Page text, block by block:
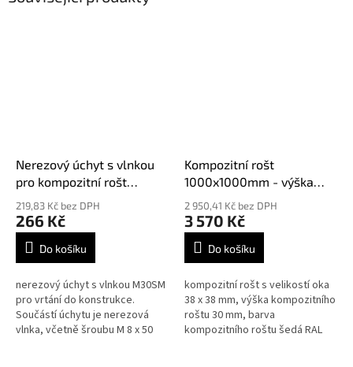
Nerezový úchyt s vlnkou
pro kompozitní rošt
219,83 Kč bez DPH
266 Kč
Do košíku
nerezový úchyt s vlnkou M30SM
pro vrtání do konstrukce.
Součástí úchytu je nerezová
vlnka, včetně šroubu M 8 x 50
Kompozitní rošt
1000x1000mm - výška
2 950,41 Kč bez DPH
3 570 Kč
Do košíku
kompozitní rošt s velikostí oka
38 x 38 mm, výška kompozitního
roštu 30 mm, barva
kompozitního roštu šedá RAL